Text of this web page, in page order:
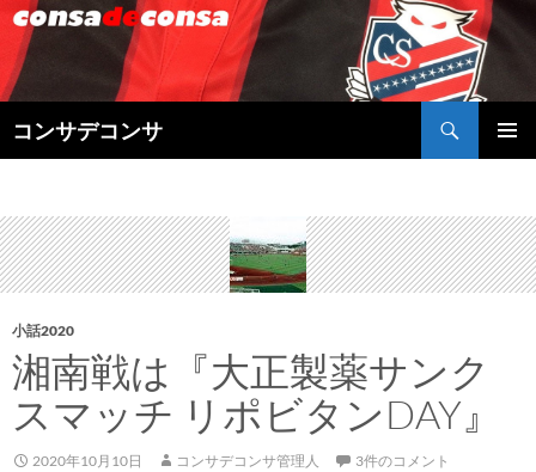
コンサデコンサ
索
ン
ツ
へ
キ
ッ
プ
小話2020
湘南戦は『大正製薬サンク
スマッチ リポビタンDAY』
2020年10月10日 コンサデコンサ管理人 3件のコメント